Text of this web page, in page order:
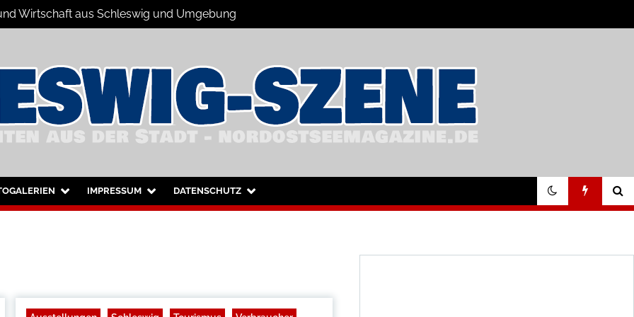
Wirtschaft aus Schleswig und Umgebung
und Umgebung
IMPRESSUM DATENSCHUTZ